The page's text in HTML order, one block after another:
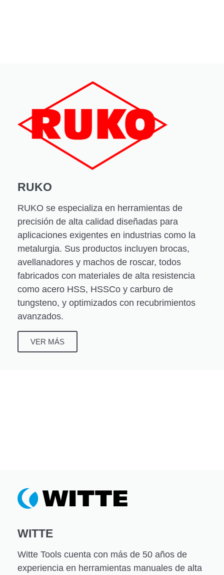
RUKO
RUKO se especializa en herramientas de
precisión de alta calidad diseñadas para
aplicaciones exigentes en industrias como la
metalurgia. Sus productos incluyen brocas,
avellanadores y machos de roscar, todos
fabricados con materiales de alta resistencia
como acero HSS, HSSCo y carburo de
tungsteno, y optimizados con recubrimientos
avanzados.
VER MÁS
WITTE
Witte Tools cuenta con más de 50 años de
experiencia en herramientas manuales de alta